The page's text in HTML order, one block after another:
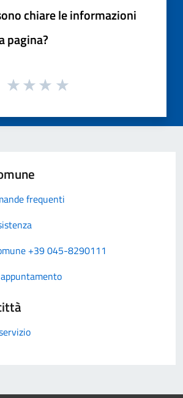
chiare le informazioni
pagina?
frequenti
+39 045-8290111